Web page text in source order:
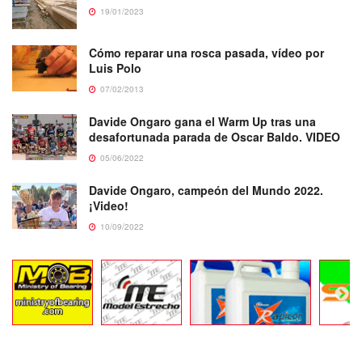
19/01/2023
Cómo reparar una rosca pasada, vídeo por
Luis Polo
07/02/2013
Davide Ongaro gana el Warm Up tras una
desafortunada parada de Oscar Baldo. VIDEO
05/06/2022
Davide Ongaro, campeón del Mundo 2022.
¡Video!
10/09/2022